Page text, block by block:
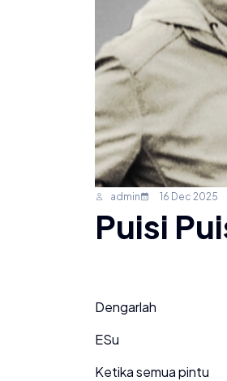
admin 16 Dec 2025
Puisi
Dengarlah
ESu
Ketika semua pintu